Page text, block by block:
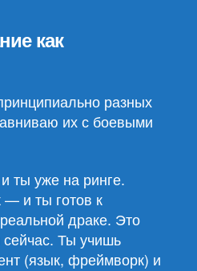
как
разных
их с боевыми
ты уже на ринге.
— и ты готов к
драке. Это
Ты учишь
(язык, фреймворк) и